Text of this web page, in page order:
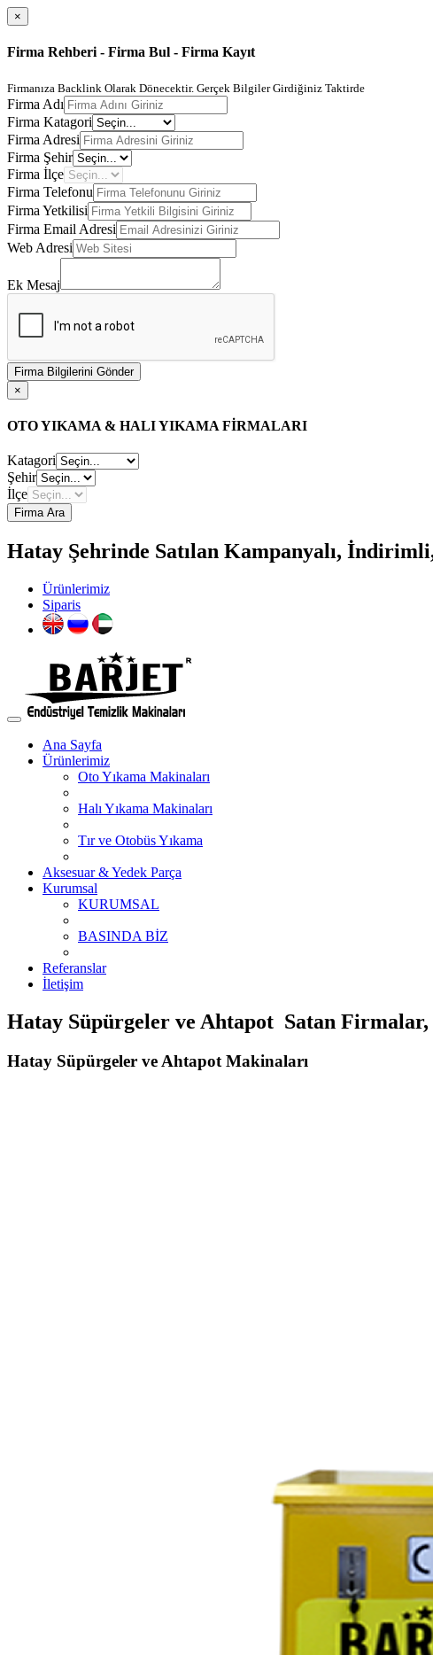
×
Firma Rehberi - Firma Bul - Firma Kayıt
Firmanıza Backlink Olarak Dönecektir. Gerçek Bilgiler Girdiğiniz Taktirde
Firma Adı
Firma Katagori
Firma Adresi
Firma Şehir
Firma İlçe
Firma Telefonu
Firma Yetkilisi
Firma Email Adresi
Web Adresi
Ek Mesaj
Firma Bilgilerini Gönder
×
OTO YIKAMA & HALI YIKAMA FİRMALARI
Katagori
Şehir
İlçe
Firma Ara
Hatay Şehrinde Satılan Kampanyalı,
Ürünlerimiz
Siparis
Ana Sayfa
Ürünlerimiz
Oto Yıkama Makinaları
Halı Yıkama Makinaları
Tır ve Otobüs Yıkama
Aksesuar & Yedek Parça
Kurumsal
KURUMSAL
BASINDA BİZ
Referanslar
İletişim
Hatay Süpürgeler ve Ahtapot Satan
Hatay Süpürgeler ve Ahtapot Makinaları